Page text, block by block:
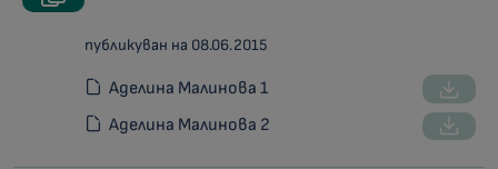
публикуван на 08.06.2015
Аделина Малинова 1
Аделина Малинова 2